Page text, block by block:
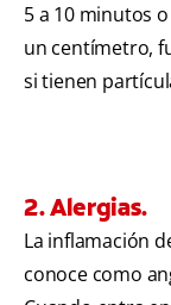
5 a 10 minutos
un centímetro,
si tienen
2. Alergias.
La inflamación
conoce como